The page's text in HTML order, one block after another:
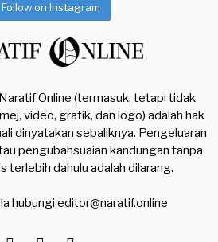
Follow on Instagram
Online (termasuk, tetapi tidak
video, grafik, dan logo) adalah hak
dinyatakan sebaliknya. Pengeluaran
pengubahsuaian kandungan tanpa
terlebih dahulu adalah dilarang.
hubungi editor@naratif.online